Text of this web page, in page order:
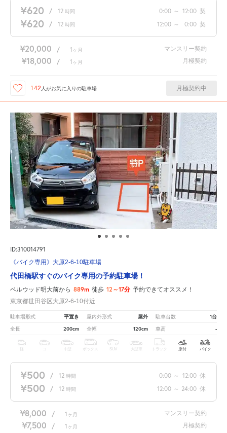
¥620 / 12 時間 0:00 ～ 12:00 契
¥620 / 12 時間 12:00 ～ 0:00 契
¥20,000 / 1 ヶ月 マンスリー契約
¥18,000 / 1 ヶ月 月極契約
142 人がお気に入りの駐車場 月極契約中
ID:310014791
《バイク専用》大原2-6-10駐車場
代田橋駅すぐのバイク専用の予約駐車場！
ベルウッド明大前から 889m 徒歩 12～17分 予約できてオススメ！
東京都世田谷区大原2-6-10付近
駐車場形式 平置き 屋内外形式 屋外 駐車台数 1台
全長 200cm 全幅 120cm 車高 -
軽 中型 ボックス SUV 大型車 トラック 原付 バイク
¥500 / 12 時間 0:00 ～ 12:00 休
¥500 / 12 時間 12:00 ～ 24:00 休
¥8,000 / 1 ヶ月 マンスリー契約
¥7,500 / 1 ヶ月 月極契約